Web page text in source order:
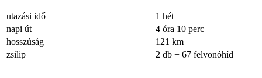
utazási idő
1 hét
napi út
4 óra 10 perc
hosszúság
121 km
zsilip
2 db + 67 felvonóhíd